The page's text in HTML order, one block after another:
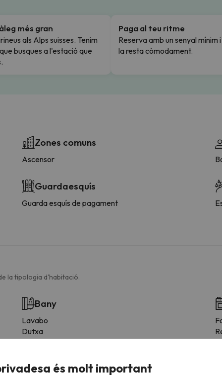
més gran
als Alps suisses. Tenim
busques a l'estació que
Paga al teu ritme
Reserva amb un senyal mínim
la resta còmodament.
Zones comuns
Ascensor
Guardaesquís
Guarda esquís de pagament
la tipologia d'habitació.
Bany
Lavabo
Dutxa
Bany privat
és molt important